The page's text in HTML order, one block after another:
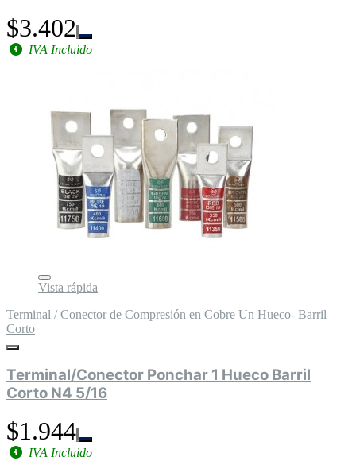
$3.402
IVA Incluido
Vista rápida
Terminal / Conector de Compresión en Cobre Un Hueco- Barril
Corto
Terminal/Conector Ponchar 1 Hueco Barril
Corto N4 5/16
$1.944
IVA Incluido